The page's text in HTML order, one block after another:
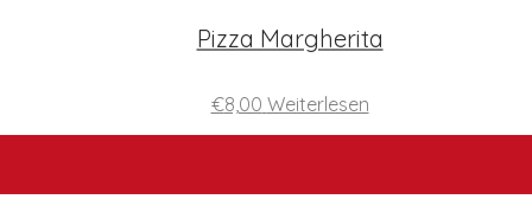
Pizza Margherita
€8,00 Weiterlesen